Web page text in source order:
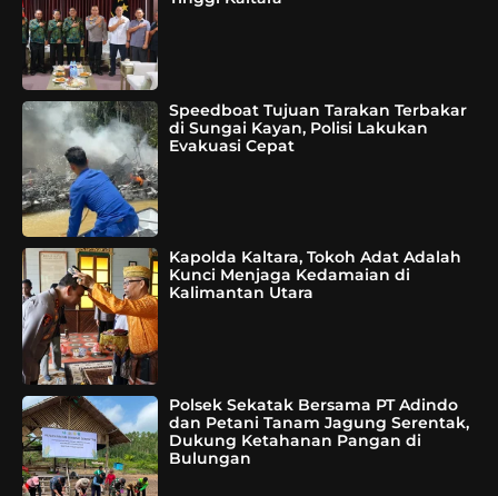
Speedboat Tujuan Tarakan Terbakar
di Sungai Kayan, Polisi Lakukan
Evakuasi Cepat
Kapolda Kaltara, Tokoh Adat Adalah
Kunci Menjaga Kedamaian di
Kalimantan Utara
Polsek Sekatak Bersama PT Adindo
dan Petani Tanam Jagung Serentak,
Dukung Ketahanan Pangan di
Bulungan